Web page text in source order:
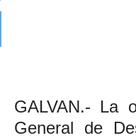
GALVAN.- La
General de